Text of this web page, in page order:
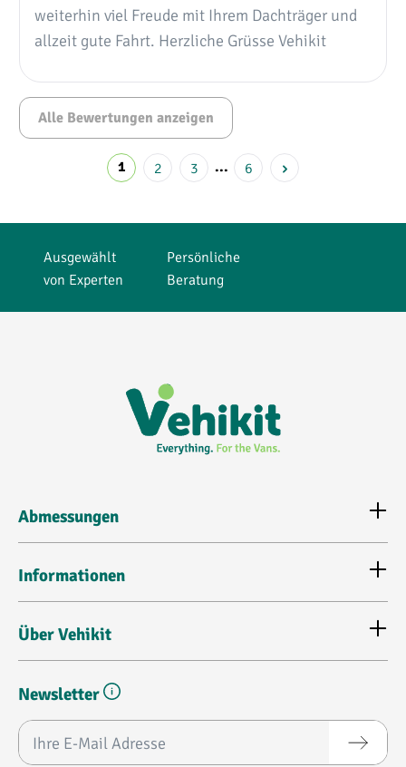
weiterhin viel Freude mit Ihrem Dachträger und
allzeit gute Fahrt. Herzliche Grüsse Vehikit
Alle Bewertungen anzeigen
1 2 3 ... 6
Ausgewählt
von Experten
Persönliche
Beratung
Abmessungen
Informationen
Über Vehikit
Newsletter
E-Mail-Adresse*